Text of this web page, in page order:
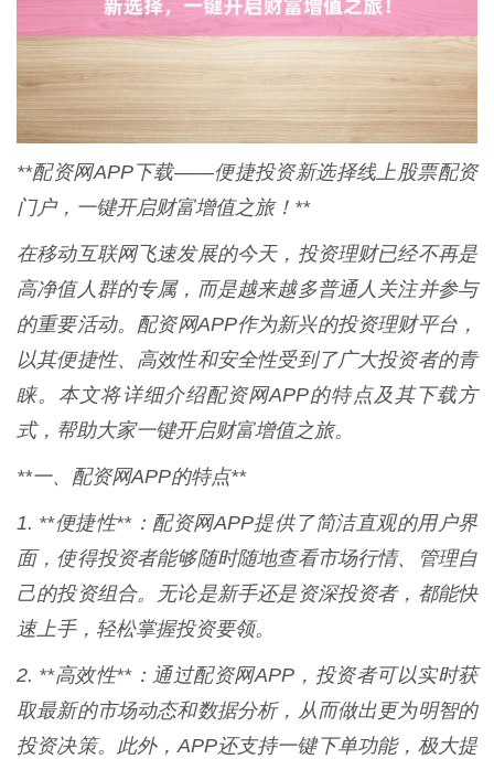
**配资网APP下载——便捷投资新选择线上股票配资
门户，一键开启财富增值之旅！**
在移动互联网飞速发展的今天，投资理财已经不再是
高净值人群的专属，而是越来越多普通人关注并参与
的重要活动。配资网APP作为新兴的投资理财平台，
以其便捷性、高效性和安全性受到了广大投资者的青
睐。本文将详细介绍配资网APP的特点及其下载方
式，帮助大家一键开启财富增值之旅。
**一、配资网APP的特点**
1. **便捷性**：配资网APP提供了简洁直观的用户界
面，使得投资者能够随时随地查看市场行情、管理自
己的投资组合。无论是新手还是资深投资者，都能快
速上手，轻松掌握投资要领。
2. **高效性**：通过配资网APP，投资者可以实时获
取最新的市场动态和数据分析，从而做出更为明智的
投资决策。此外，APP还支持一键下单功能，极大提